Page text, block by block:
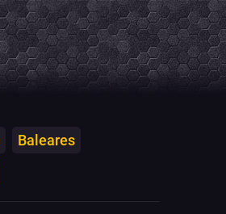
Baleares